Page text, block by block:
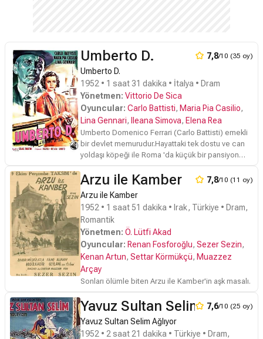
Umberto D. 7,8/10 (35 oy)
Umberto D.
1952 • 1 saat 31 dakika • İtalya • Dram
Yönetmen: Vittorio De Sica
Oyuncular: Carlo Battisti, Maria Pia Casilio,
Lina Gennari, Ileana Simova, Elena Rea
Umberto Domenico Ferrari (Carlo Battisti) emekli
bir devlet memurudur.Hayattaki tek dostu ve can
yoldaşı köpeği ile Roma 'da küçük bir pansiyon
daha doğrusu hayatta kalmaya
ödeyememektedir.Taş yürekli ve anlayışsız ev
sahibesi Antonia (Lina Gennari) tarafından sürekli
pansiyondan atılmakla tehdit edilmektedir. Zaten
ondan kurtulmayı kafasına koymuş olan ev
sahibesinin türlü aşağılamalarına da katlanmak
zorunda kalan Umberto odasının gündüzleri
fahişelere saatlik olarak kiralanmasına da ses
çıkaramaz.Pansiyona olan borcunu kapatabilmek
için saatini ve kitaplarını da satar ama gerekli
parayı bir araya getiremez.Hayır kurumlarının
aşevlerinde karnını doyuran Umberto 'yu hayata
bağlayan tek şey köpeği Flike'dir. Günden güne
umutsuzluğu katlanarak artan Umberto son çare
Arzu ile Kamber 7,8/10 (11 oy)
Arzu ile Kamber
1952 • 1 saat 51 dakika • Irak, Türkiye • Dram,
Romantik
Yönetmen: Ö. Lütfi Akad
Oyuncular: Renan Fosforoğlu, Sezer Sezin,
Kenan Artun, Settar Körmükçü, Muazzez
Arçay
Sonları ölümle biten Arzu ile Kamber'in aşk masalı.
Yavuz Sultan Selim Ağlıyor
7,6/10 (25 oy)
Yavuz Sultan Selim Ağlıyor
1952 • 2 saat 21 dakika • Türkiye • Dram,